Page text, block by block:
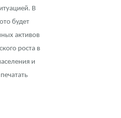
В
будет
активов
роста в
и